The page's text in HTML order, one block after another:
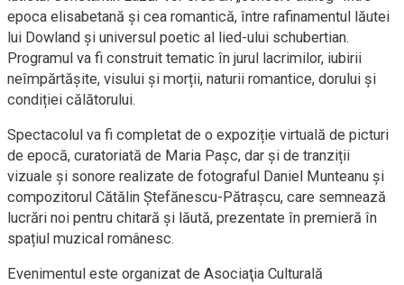
epoca elisabetană și cea romantică, între rafinamentul lăutei
lui Dowland și universul poetic al lied-ului schubertian.
Programul va fi construit tematic în jurul lacrimilor, iubirii
neîmpărtășite, visului și morții, naturii romantice, dorului și
condiției călătorului.
Spectacolul va fi completat de o expoziție virtuală de picturi
de epocă, curatoriată de Maria Pașc, dar și de tranziții
vizuale și sonore realizate de fotograful Daniel Munteanu și
compozitorul Cătălin Ștefănescu-Pătrașcu, care semnează
lucrări noi pentru chitară și lăută, prezentate în premieră în
spațiul muzical românesc.
Evenimentul este organizat de Asociaţia Culturală